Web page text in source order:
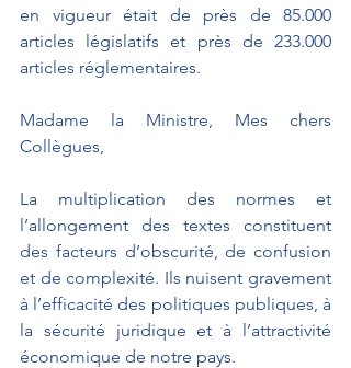
en vigueur était de près de 85.000
articles législatifs et près de 233.000
articles réglementaires.
Madame la Ministre, Mes chers
Collègues,
La multiplication des normes et
l’allongement des textes constituent
des facteurs d’obscurité, de confusion
et de complexité. Ils nuisent gravement
à l’efficacité des politiques publiques, à
la sécurité juridique et à l’attractivité
économique de notre pays.